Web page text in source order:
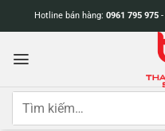
dung
Hotline bán hàng: 0961 795 975 -
Tìm